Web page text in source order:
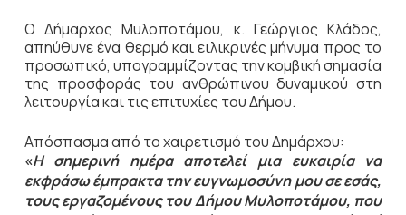
Ο Δήμαρχος Μυλοποτάμου, κ. Γεώργιος Κλάδος,
απηύθυνε ένα θερμό και ειλικρινές μήνυμα προς το
προσωπικό, υπογραμμίζοντας την κομβική σημασία
της προσφοράς του ανθρώπινου δυναμικού στη
λειτουργία και τις επιτυχίες του Δήμου.
Απόσπασμα από το χαιρετισμό του Δημάρχου:
«Η σημερινή ημέρα αποτελεί μια ευκαιρία να
εκφράσω έμπρακτα την ευγνωμοσύνη μου σε εσάς,
τους εργαζομένους του Δήμου Μυλοποτάμου, που